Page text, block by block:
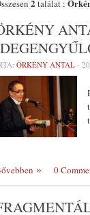
2 találat :
ÖRKÉNY ANTAL -
0